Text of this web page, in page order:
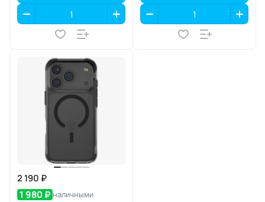
2 190 ₽
1 980 ₽ наличными